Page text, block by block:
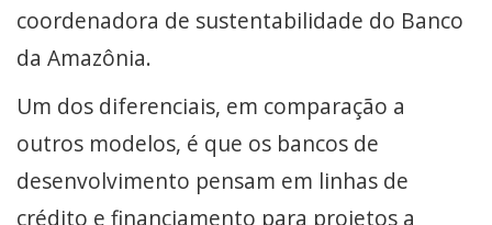
coordenadora de sustentabilidade do Banco
da Amazônia.
Um dos diferenciais, em comparação a
outros modelos, é que os bancos de
desenvolvimento pensam em linhas de
crédito e financiamento para projetos a